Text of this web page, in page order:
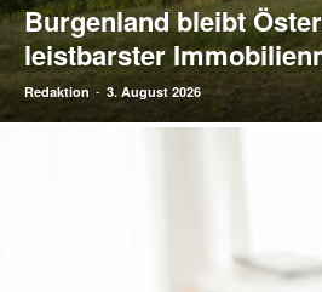
Burgenland bleibt
leistbarster
Redaktion - 3. August 2026